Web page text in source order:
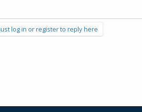
log in or register to reply here.